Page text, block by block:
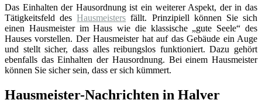
Das Einhalten der Hausordnung ist ein weiterer Aspekt, der in das
Tätigkeitsfeld desHausmeisters fällt. Prinzipiell können Sie sich
einen Hausmeister im Haus wie die klassische „gute Seele“ des
Hauses vorstellen. Der Hausmeister hat auf das Gebäude ein Auge
und stellt sicher, dass alles reibungslos funktioniert. Dazu gehört
ebenfalls das Einhalten der Hausordnung. Bei einem Hausmeister
können Sie sicher sein, dass er sich kümmert.
Hausmeister-Nachrichten in Halver